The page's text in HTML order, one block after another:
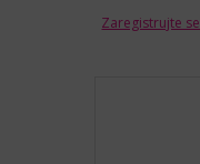
Zaregistrujte se